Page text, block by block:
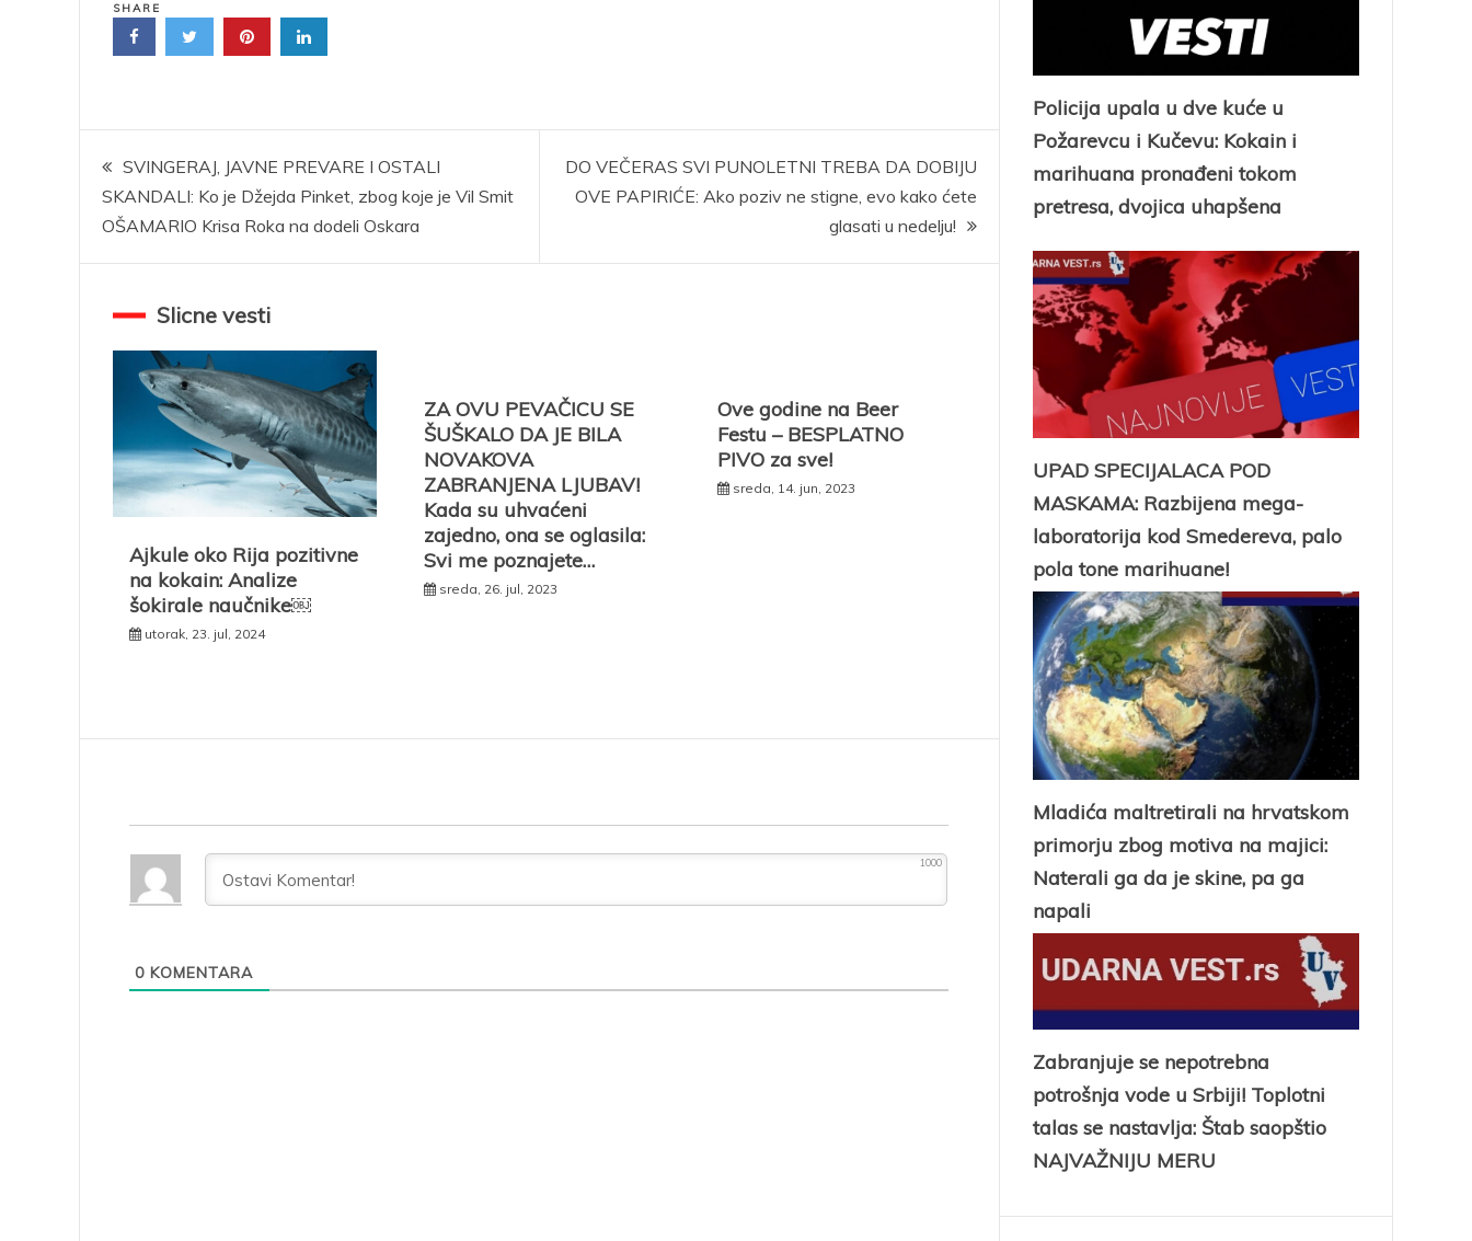
SHARE
Kretanje
članka
SVINGERAJ, JAVNE PREVARE I OSTALI
SKANDALI: Ko je Džejda Pinket, zbog koje je Vil Smit
OŠAMARIO Krisa Roka na dodeli Oskara
DO VEČERAS SVI PUNOLETNI TREBA DA DOBIJU
OVE PAPIRIĆE: Ako poziv ne stigne, evo kako ćete
glasati u nedelju!
Slicne vesti
Ajkule oko Rija pozitivne
na kokain: Analize
šokirale naučnike￼
utorak, 23. jul, 2024
ZA OVU PEVAČICU SE
ŠUŠKALO DA JE BILA
NOVAKOVA
ZABRANJENA LJUBAV!
Kada su uhvaćeni
zajedno, ona se oglasila:
Svi me poznajete…
sreda, 26. jul, 2023
Ove godine na Beer
Festu – BESPLATNO
PIVO za sve!
sreda, 14. jun, 2023
1000
0 KOMENTARA
Policija upala u dve kuće u
Požarevcu i Kučevu: Kokain i
marihuana pronađeni tokom
pretresa, dvojica uhapšena
UPAD SPECIJALACA POD
MASKAMA: Razbijena mega-
laboratorija kod Smedereva, palo
pola tone marihuane!
Mladića maltretirali na hrvatskom
primorju zbog motiva na majici:
Naterali ga da je skine, pa ga
napali
Zabranjuje se nepotrebna
potrošnja vode u Srbiji! Toplotni
talas se nastavlja: Štab saopštio
NAJVAŽNIJU MERU